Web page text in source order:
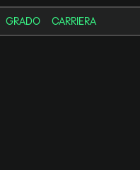
GRADO CARRIERA